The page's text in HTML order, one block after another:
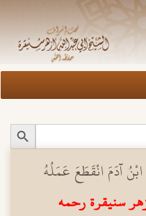
آدَمَ انْقَطَعَ عَمَلُهُ
سنيقرة رحمه